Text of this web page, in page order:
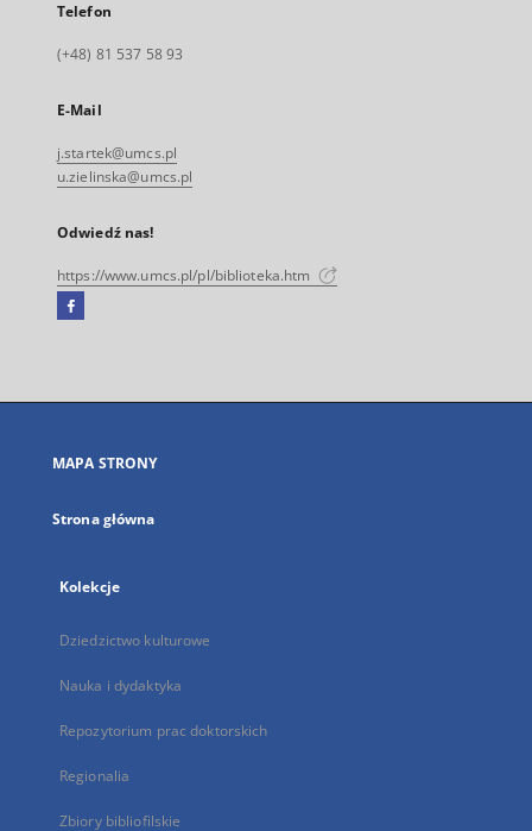
Telefon
(+48) 81 537 58 93
E-Mail
j.startek@umcs.pl
u.zielinska@umcs.pl
Odwiedź nas!
https://www.umcs.pl/pl/biblioteka.htm
Facebook
się
karcie
MAPA STRONY
Strona główna
Kolekcje
Dziedzictwo kulturowe
Nauka i dydaktyka
Repozytorium prac doktorskich
Regionalia
Zbiory bibliofilskie